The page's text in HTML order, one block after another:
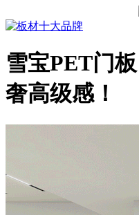
雪宝PET门
奢高级感！